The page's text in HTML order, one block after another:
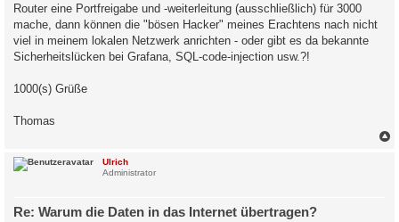
Router eine Portfreigabe und -weiterleitung (ausschließlich) für 3000
mache, dann können die "bösen Hacker" meines Erachtens nach nicht
viel in meinem lokalen Netzwerk anrichten - oder gibt es da bekannte
Sicherheitslücken bei Grafana, SQL-code-injection usw.?!
1000(s) Grüße
Thomas
Ulrich
Administrator
Re: Warum die Daten in das Internet übertragen?